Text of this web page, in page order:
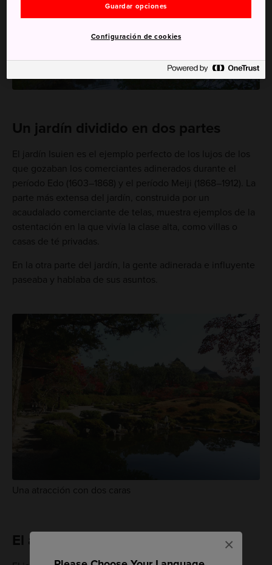
×
Un jardín dividido en dos partes
El jardín Isuien es el ejemplo perfecto de los lujos de los
que gozaban los comerciantes adinerados durante el
período Edo (1603–1868) y el período Meiji (1868–1912). La
parte más extensa del jardín, construida por un
acaudalado comerciante de telas, muestra ejemplos de la
ostentación en la que vivía la clase alta, como villas o
casas de té privadas.
En la otra parte del jardín, la gente adinerada e influyente
paseaba y hablaba de sus asuntos.
Una atracción con dos caras
El arte del shakkei
Guardar opciones
Configuración de cookies